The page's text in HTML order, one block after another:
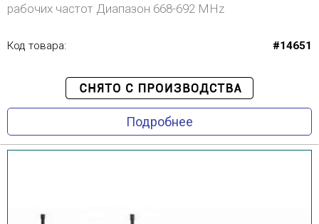
рабочих частот Диапазон 668-692 MHz
Код товара: #14651
Подробнее